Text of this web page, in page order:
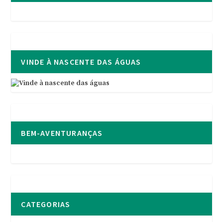
VINDE À NASCENTE DAS ÁGUAS
BEM-AVENTURANÇAS
CATEGORIAS